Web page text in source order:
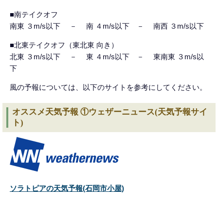
■南テイクオフ
南東 ３m/s以下 － 南 ４m/s以下 － 南西 ３m/s以下
■北東テイクオフ（東北東 向き）
北東 ３m/s以下 － 東 ４m/s以下 － 東南東 ３m/s以
下
風の予報については、以下のサイトを参考にしてください。
オススメ天気予報 ①ウェザーニュース(天気予報サイ
ト)
ソラトピアの天気予報(石岡市小屋)